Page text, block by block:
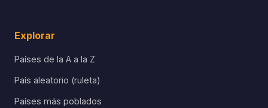
Explorar
Países de la A a la Z
País aleatorio (ruleta)
Países más poblados